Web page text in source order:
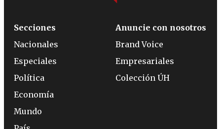
Secciones
Nacionales
Especiales
Política
Economía
Mundo
Anuncie con nosotros
Brand Voice
Empresariales
Colección ÚH